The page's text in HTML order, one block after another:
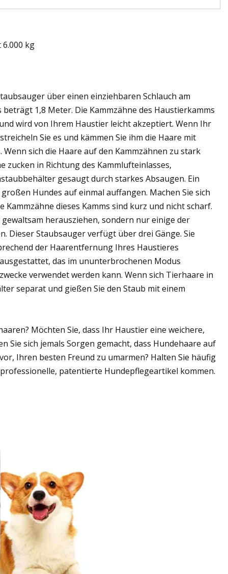
kg
über einen einziehbaren Schlauch am
1,8 Meter. Die Kammzähne des Haustierkamms
wird von Ihrem Haustier leicht akzeptiert. Wenn Ihr
Sie es und kämmen Sie ihm die Haare mit
sich die Haare auf den Kammzähnen zu stark
zucken in Richtung des Kammlufteinlasses,
gesaugt durch starkes Absaugen. Ein
Hundes auf einmal auffangen. Machen Sie sich
dieses Kamms sind kurz und nicht scharf.
herausziehen, sondern nur einige der
Dieser Staubsauger verfügt über drei Gänge. Sie
der Haarentfernung Ihres Haustieres
das im ununterbrochenen Modus
verwendet werden kann. Wenn sich Tierhaare in
separat und gießen Sie den Staub mit einem
Möchten Sie, dass Ihr Haustier eine weichere,
Sie sich jemals Sorgen gemacht, dass Hundehaare auf
Ihren besten Freund zu umarmen? Halten Sie häufig
patentierte Hundepflegeartikel kommen.